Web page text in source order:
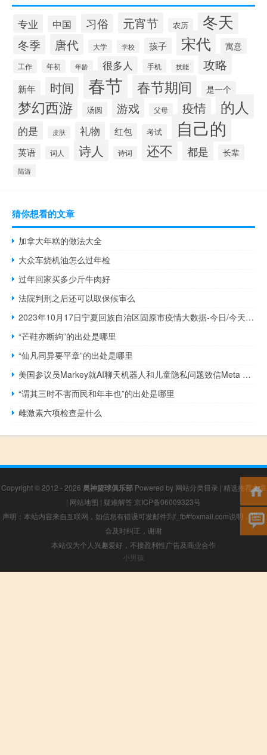
专业 中国 习俗 元宵节 农历 冬天
冬季 唐代 大学 学校 孩子 宋代 寓意
工作 年初 年龄 很多人 手机 技能 攻略
新年 时间 春节 春节期间 是一个
梦幻西游 汤圆 游戏 父母 疫情 的人
的是 皮肤 礼物 红包 考试 自己的
英语 词人 诗人 诗词 还不 都是 长辈
陆游
猜你想看的文章
加拿大年糕的做法大全
大众车烧机油怎么过年检
过年回家买多少斤牛肉好
法院判刑之后还可以取保候审么
2023年10月17日宁夏回族自治区固原市疫情大数据-今日/今天疫情全网搜索最新实时消息动态情况通知播报
“芒鞋亦断絇”的出处是哪里
“仙凡同异要平章”的出处是哪里
美国参议员Markey就AI聊天机器人和儿童隐私问题致信Meta Platforms
“谓其三时不害而民和年丰也”的出处是哪里
雌激素六项检查是什么
Copyright © 2012 - 2026 奥神篮球俱乐部Powered by 网站分类目录 | 精选推荐文章
| 网站地图 | 疑难解答 京ICP备06009323号
声明：本站内容来自互联网，如信息有错误可发邮件到f_fb#foxmail.com说明，我们
会及时纠正，谢谢
本站仅为个人兴趣爱好，不接盈利性广告及商业合作
小男孩